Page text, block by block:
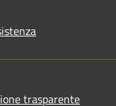
trasparente